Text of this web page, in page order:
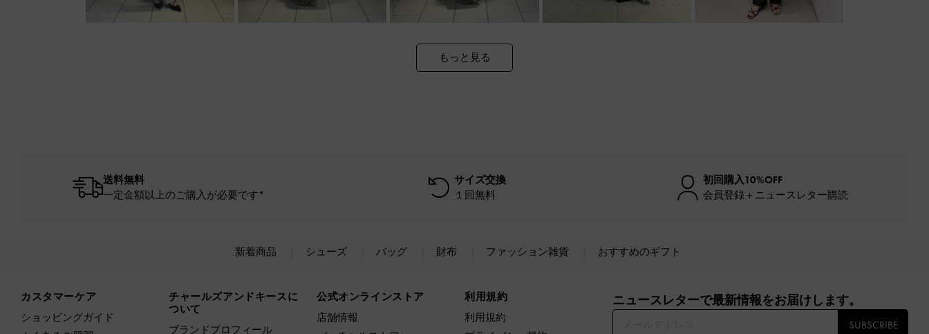
もっと見る
送料無料
一定金額以上のご購入が必要です*
サイズ交換
１回無料
初回購入10%OFF
会員登録＋ニュースレター購読
新着商品 シューズ バッグ 財布 ファッション雑貨 おすすめのギフト
カスタマーケア
ショッピングガイド
チャールズアンドキースに
ついて
ブランドプロフィール
公式オンラインストア
店舗情報
利用規約
利用規約
ニュースレターで最新情報をお届けします。​
SUBSCRIBE